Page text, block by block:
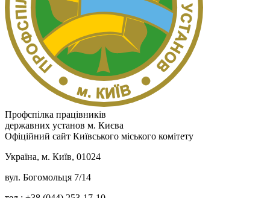
Профспілка працівників
державних установ м. Києва
Офіційний сайт Київського міського комітету
Україна, м. Київ, 01024
вул. Богомольця 7/14